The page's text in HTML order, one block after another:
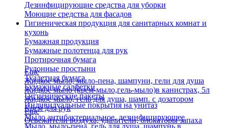
Дезинфицирующие средства для уборки
Моющие средства для фасадов
Гигиеническая продукция для санитарных комнат и
кухонь
Бумажная продукция
Бумажные полотенца для рук
Протирочная бумага
Рулонные простыни
Туалетная бумага
Бумажные салфетки
Гигиенические пакеты
Индивидуальные покрытия на унитаз
Еще
Жидкое мыло, мыло-пена, шампуни, гели для душа
Жидкое мыло (крем-мыло,гель-мыло)в канистрах, 5л
Жидкое мыло, гель для душа, шамп. с дозатором
Крем для рук
Мыло антибактериальное, дезинфицирующее
Мыло, мыло-пена, гель для душа, шампунь в
Еще
Освежители воздуха, удалители, блокаторы запаха